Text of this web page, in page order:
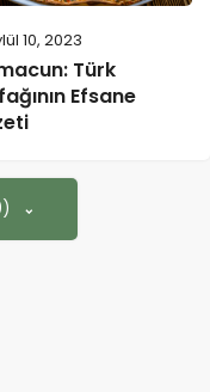
10, 2023
Türk
Efsane